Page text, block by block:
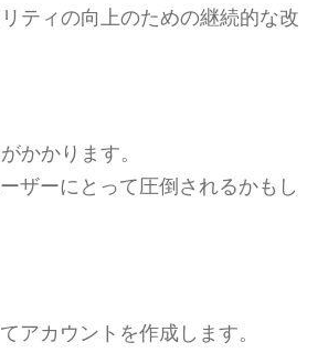
ティの向上のための継続的な改
かかります。
ザーにとって圧倒されるかもし
アカウントを作成します。